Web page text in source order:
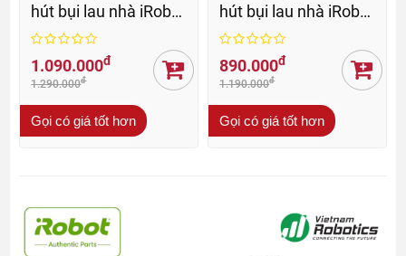
hút bụi lau nhà iRobot
Roomba 705 Max
Combo
1.090.000đ
1.290.000đ
Gọi có giá tốt hơn
hút bụi lau nhà iRobot
Roomba® Plus
405/505 Series
Combo
890.000đ
1.190.000đ
Gọi có giá tốt hơn